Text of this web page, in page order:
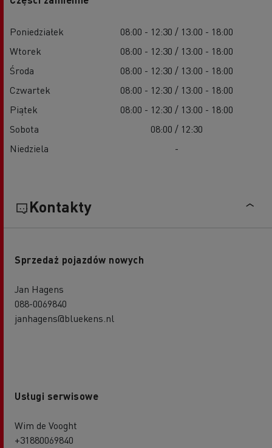
Poniedziałek
08:00 - 12:30 / 13:00 - 18:00
Wtorek
08:00 - 12:30 / 13:00 - 18:00
Środa
08:00 - 12:30 / 13:00 - 18:00
Czwartek
08:00 - 12:30 / 13:00 - 18:00
Piątek
08:00 - 12:30 / 13:00 - 18:00
Sobota
08:00 / 12:30
Niedziela
-
Kontakty
Sprzedaż pojazdów nowych
Jan Hagens
088-0069840
janhagens@bluekens.nl
Usługi serwisowe
Wim de Vooght
+31880069840